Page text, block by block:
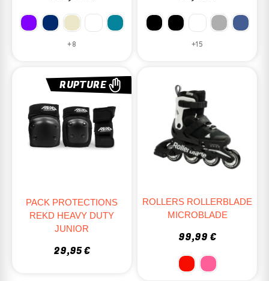
+8 +15
RUPTURE
PACK PROTECTIONS
REKD HEAVY DUTY
JUNIOR
29,95 €
ROLLERS ROLLERBLADE
MICROBLADE
99,99 €